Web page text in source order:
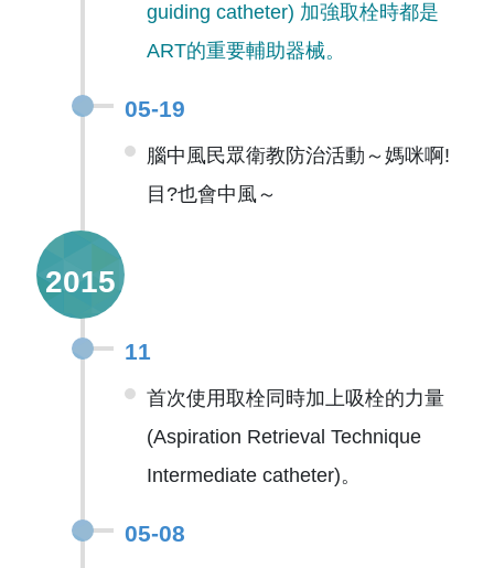
guiding catheter) 加強取栓時都是
ART的重要輔助器械。
05-19
腦中風民眾衛教防治活動～媽咪啊!
目?也會中風～
2015
11
首次使用取栓同時加上吸栓的力量
(Aspiration Retrieval Technique
Intermediate catheter)。
05-08